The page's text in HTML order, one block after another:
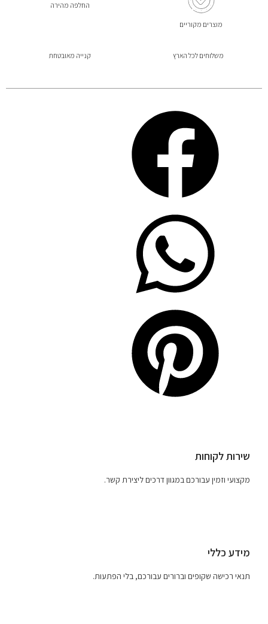
מוצרים מקוריים
החלפה מהירה
משלוחים לכל הארץ קנייה מאובטחת
שירות לקוחות
מקצועי וזמין עבורכם במגוון דרכים ליצירת קשר.
מידע כללי
תנאי רכישה שקופים וברורים עבורכם, בלי הפתעות.